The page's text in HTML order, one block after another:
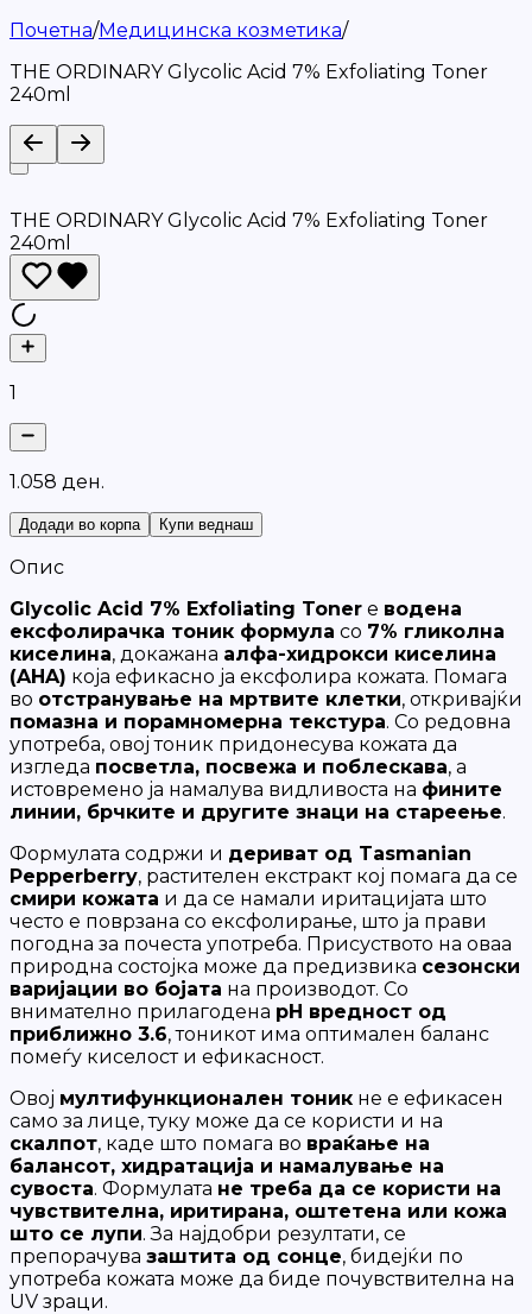
Почетна/Медицинска козметика/
THE ORDINARY Glycolic Acid 7% Exfoliating Toner
240ml
THE ORDINARY Glycolic Acid 7% Exfoliating Toner
240ml
1
1.058 ден.
Додади во корпа Купи веднаш
Опис
Glycolic Acid 7% Exfoliating Toner е водена
ексфолирачка тоник формула со 7% гликолна
киселина, докажана алфа-хидрокси киселина
(AHA) која ефикасно ја ексфолира кожата. Помага
во отстранување на мртвите клетки, откривајќи
помазна и порамномерна текстура. Со редовна
употреба, овој тоник придонесува кожата да
изгледа посветла, посвежа и поблескава, а
истовремено ја намалува видливоста на фините
линии, брчките и другите знаци на стареење.
Формулата содржи и дериват од Tasmanian
Pepperberry, растителен екстракт кој помага да се
смири кожата и да се намали иритацијата што
често е поврзана со ексфолирање, што ја прави
погодна за почеста употреба. Присуството на оваа
природна состојка може да предизвика сезонски
варијации во бојата на производот. Со
внимателно прилагодена pH вредност од
приближно 3.6, тоникот има оптимален баланс
помеѓу киселост и ефикасност.
Овој мултифункционален тоник не е ефикасен
само за лице, туку може да се користи и на
скалпот, каде што помага во враќање на
балансот, хидратација и намалување на
сувоста. Формулата не треба да се користи на
чувствителна, иритирана, оштетена или кожа
што се лупи. За најдобри резултати, се
препорачува заштита од сонце, бидејќи по
употреба кожата може да биде почувствителна на
UV зраци.